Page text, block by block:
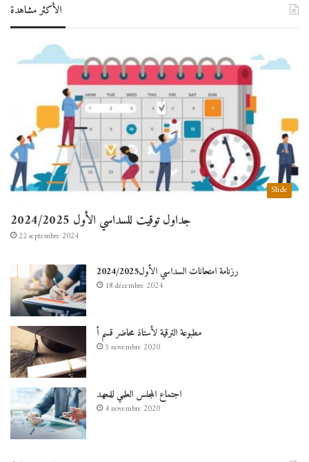
الأكثر مشاهدة
Slide
جداول توقيت للسداسي الأول 2024/2025
22 septembre 2024
رزنامة امتحانات السداسي الأول2024/2025
18 décembre 2024
مطبوعة الترقية لأستاذ محاضر قسم أ
5 novembre 2020
اجتماع المجلس العلمي للمعهد
4 novembre 2020